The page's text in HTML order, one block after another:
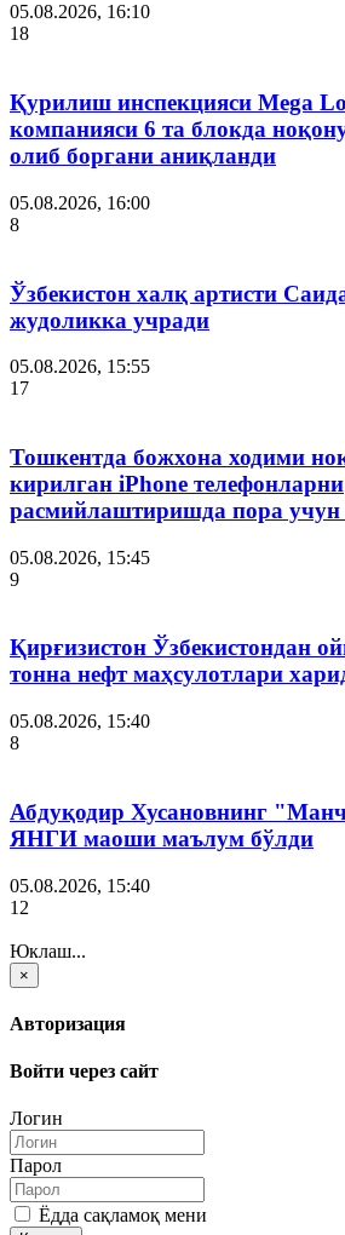
05.08.2026, 16:10
18
Қурилиш инспекцияси Мega
компанияси 6 та блокда
олиб боргани аниқланди
05.08.2026, 16:00
8
Ўзбекистон халқ артисти
жудоликка учради
05.08.2026, 15:55
17
Тошкентда божхона ходими
кирилган iPhone телефонларни
расмийлаштиришда пора учун
05.08.2026, 15:45
9
Қирғизистон Ўзбекистондан
тонна нефт маҳсулотлари
05.08.2026, 15:40
8
Абдуқодир Хусановнинг
ЯНГИ маоши маълум бўлди
05.08.2026, 15:40
12
Юклаш...
×
Авторизация
Войти через сайт
Логин
Парол
Ёдда сақламоқ мени